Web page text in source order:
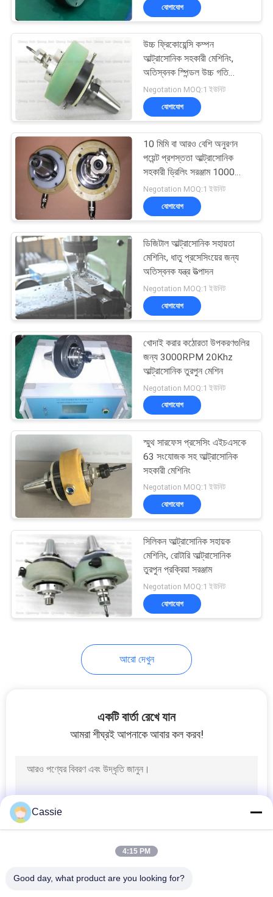
একটি
উদ্ধৃতি
অনুরোধ
করুন
সাইট
ম্যাপ
গোপনীয়তা
নীতি
আল্ট্রাসোনিক সোনোকেমিস্ট্রি
সরঞ্জাম
আল্ট্রাসোনিক গলন চিকিত্সা
33
অতিস্বনক সহায়তা যন্ত্র
অতিস্বনক ফিল্টার প্রসেসিং
সরঞ্জাম 新）
অতিস্বনক প্লাস্টিক
eldালাই মেশিন
অতিস্বনক সেলাই মেশিন
অতিস্বনক কাটিয়া মেশিন
যোগাযোগ
উচ্চ ফ্রিকোয়েন্সি কম্পন
আল্ট্রাসোনিক সহকারী মেশিনিং,
অতিস্বনক স্পিন্ডল উচ্চ গতি
সহকারী যন্ত্র
Negotation MOQ:1 ইউনিট
যোগাযোগ
10 মিমি বা আরও বেশি অনুরণন
পয়েন্ট প্রশস্ততা আল্ট্রাসোনিক
সহকারী ড্রিলিং সরঞ্জাম 1000
ওয়াট বিটি 40 সংযোজক সহ
Negotation MOQ:1 ইউনিট
যোগাযোগ
ডিজিটাল আল্ট্রাসোনিক সহায়তা
মেশিনিং, ধাতু প্রসেসিংয়ের জন্য
অতিস্বনক যন্ত্র উত্পাদন
Negotation MOQ:1 ইউনিট
যোগাযোগ
খোদাই করার কঠোরতা উপকরণগুলির
জন্য 3000RPM 20Khz
আল্ট্রাসোনিক তুরপুন মেশিন
Negotation MOQ:1 ইউনিট
যোগাযোগ
স্মুথ সারফেস প্রসেসিং এইচএসকে
63 সংযোজক সহ আল্ট্রাসোনিক
সহকারী মেশিনিং
Negotation MOQ:1 ইউনিট
যোগাযোগ
সিলিকন আল্ট্রাসোনিক সহায়ক
মেশিনিং, রোটারি আল্ট্রাসোনিক
তুরপুন প্রক্রিয়া সরঞ্জাম
Negotation MOQ:1 ইউনিট
যোগাযোগ
আরো দেখুন
একটি বার্তা রেখে যান
আমরা শীঘ্রই আপনাকে আবার কল করব!
Cassie
4:15 PM
Good day, what product are you looking for?